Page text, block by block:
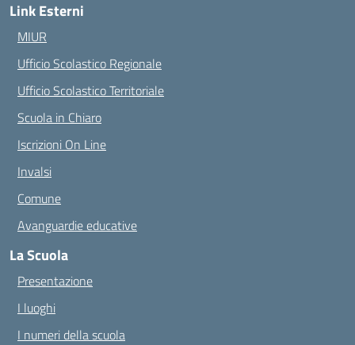
Link Esterni
MIUR
Ufficio Scolastico Regionale
Ufficio Scolastico Territoriale
Scuola in Chiaro
Iscrizioni On Line
Invalsi
Comune
Avanguardie educative
La Scuola
Presentazione
I luoghi
I numeri della scuola